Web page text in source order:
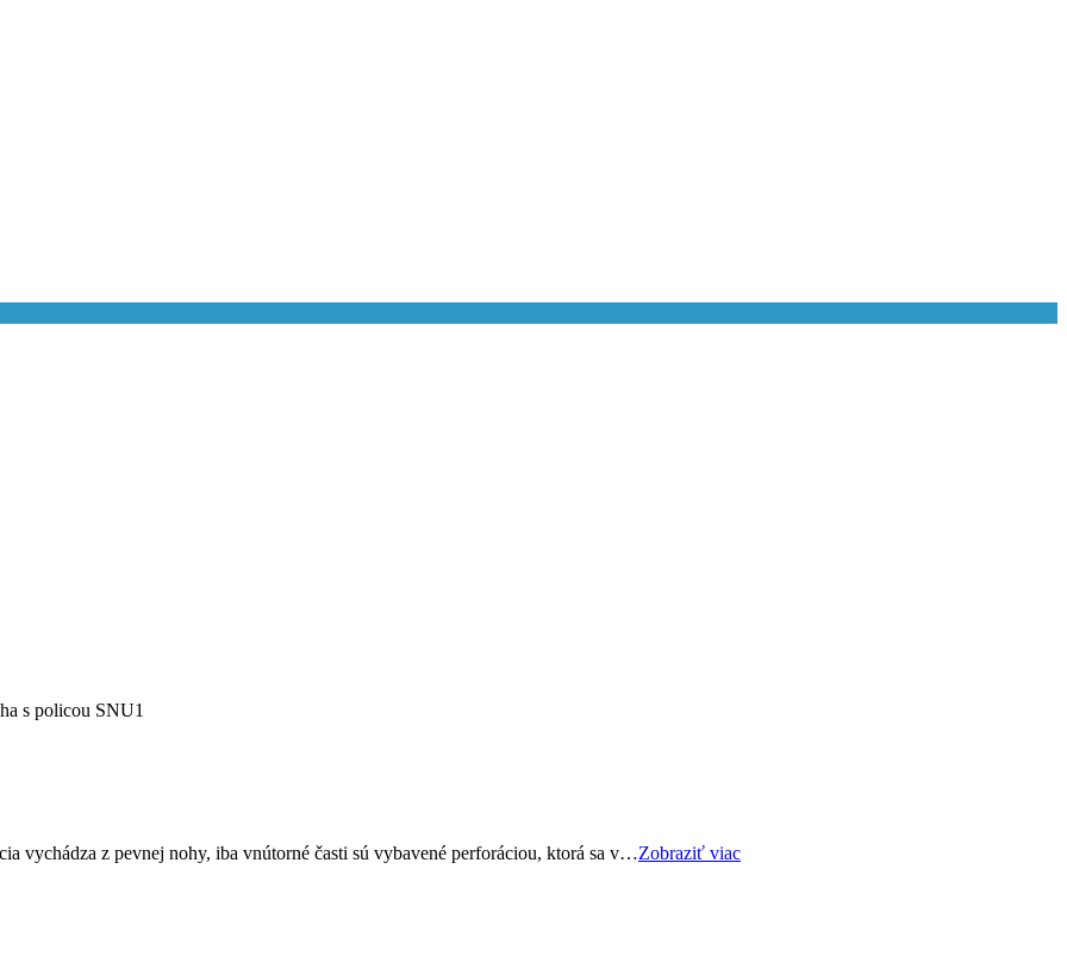
s policou SNU1
vychádza z pevnej nohy, iba vnútorné časti sú vybavené perforáciou, ktorá sa v…Zobraziť viac